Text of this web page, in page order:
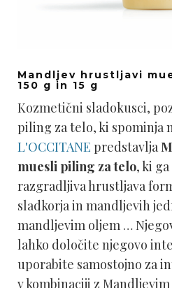
Mandljev hrustljavi
150 g in 15 g
Kozmetični sladokusci,
piling za telo, ki spominja
L'OCCITANE predstavlja
muesli piling za telo, ki
razgradljiva hrustljava
sladkorja in mandljevih
mandljevim oljem …
lahko določite njegovo
uporabite samostojno za
v kombinaciji z